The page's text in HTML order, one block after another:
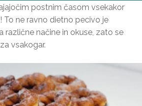
postnim časom vsekakor
To ne ravno dietno pecivo je
različne načine in okuse, zato se
vsakogar.